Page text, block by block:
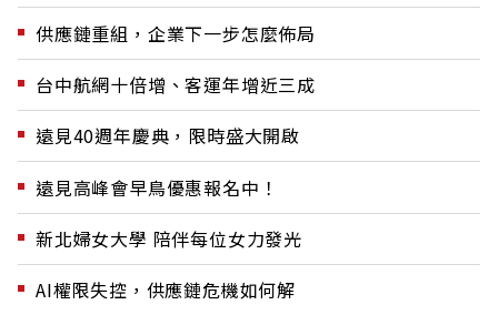
供應鏈重組，企業下一步怎麼佈局
台中航網十倍增、客運年增近三成
遠見40週年慶典，限時盛大開啟
遠見高峰會早鳥優惠報名中！
新北婦女大學 陪伴每位女力發光
AI權限失控，供應鏈危機如何解